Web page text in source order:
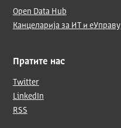
Open Data Hub
Канцеларија за ИТ и еУправу
Пратите нас
Twitter
LinkedIn
RSS